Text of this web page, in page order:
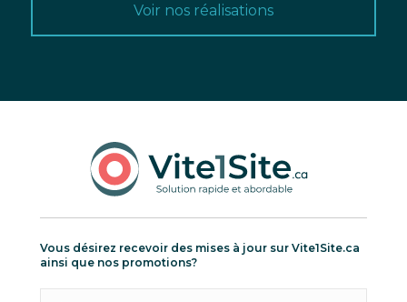
Voir nos réalisations
Vous désirez recevoir des mises à jour sur Vite1Site.ca
ainsi que nos promotions?